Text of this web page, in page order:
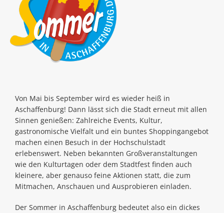
Von Mai bis September wird es wieder heiß in
Aschaffenburg! Dann lässt sich die Stadt erneut mit allen
Sinnen genießen: Zahlreiche Events, Kultur,
gastronomische Vielfalt und ein buntes Shoppingangebot
machen einen Besuch in der Hochschulstadt
erlebenswert. Neben bekannten Großveranstaltungen
wie den Kulturtagen oder dem Stadtfest finden auch
kleinere, aber genauso feine Aktionen statt, die zum
Mitmachen, Anschauen und Ausprobieren einladen.
Der Sommer in Aschaffenburg bedeutet also ein dickes